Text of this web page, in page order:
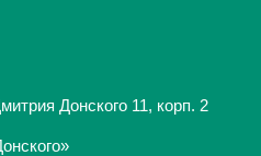
Донского 11, корп. 2